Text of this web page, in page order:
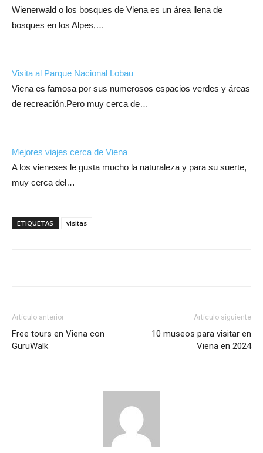
Wienerwald o los bosques de Viena es un área llena de
bosques en los Alpes,…
Visita al Parque Nacional Lobau
Viena es famosa por sus numerosos espacios verdes y áreas
de recreación.Pero muy cerca de…
Mejores viajes cerca de Viena
A los vieneses le gusta mucho la naturaleza y para su suerte,
muy cerca del…
ETIQUETAS visitas
Artículo anterior
Free tours en Viena con
GuruWalk
Artículo siguiente
10 museos para visitar en
Viena en 2024